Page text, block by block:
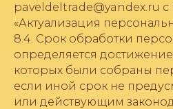
paveldeltrade@yandex.ru с
«Актуализация
8.4. Срок обработки
определяется
которых были собраны
если иной срок не
или действующим